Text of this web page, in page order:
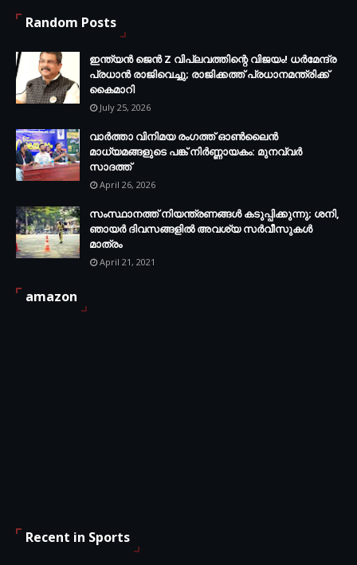
Random Posts
ഇന്ത്യൻ ജെൻ Z വിപ്ലവത്തിന്റെ വിജയം! ധർമേന്ദ്ര
പ്രധാൻ രാജിവെച്ചു; രാജിക്കത്ത് പ്രധാനമന്ത്രിക്ക്
കൈമാറി
July 25, 2026
വാർത്താ വിനിമയ രംഗത്ത് ഓൺലൈൻ
മാധ്യമങ്ങളുടെ പങ്ക് നിർണ്ണായകം: മുനവ്വർ
സാദത്ത്
April 26, 2026
സംസ്ഥാനത്ത് നിയന്ത്രണങ്ങള്‍ കടുപ്പിക്കുന്നു; ശനി,
ഞായര്‍ ദിവസങ്ങളില്‍ അവശ്യ സര്‍വീസുകള്‍
മാത്രം
April 21, 2021
amazon
Recent in Sports